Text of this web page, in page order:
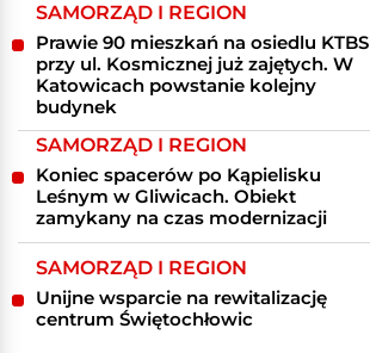
SAMORZĄD I REGION
Prawie 90 mieszkań na osiedlu KTBS
przy ul. Kosmicznej już zajętych. W
Katowicach powstanie kolejny
budynek
SAMORZĄD I REGION
Koniec spacerów po Kąpielisku
Leśnym w Gliwicach. Obiekt
zamykany na czas modernizacji
SAMORZĄD I REGION
Unijne wsparcie na rewitalizację
centrum Świętochłowic